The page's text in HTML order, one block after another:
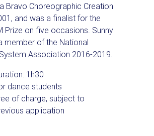
Bravo Choreographic Creation
and was a finalist for the
Prize on five occasions. Sunny
member of the National
Association 2016-2019.
1h30
dance students
of charge, subject to
application